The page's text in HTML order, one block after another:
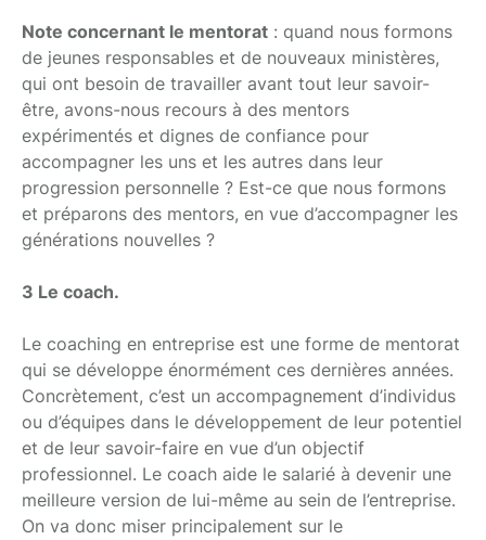
Note concernant le mentorat : quand nous formons
de jeunes responsables et de nouveaux ministères,
qui ont besoin de travailler avant tout leur savoir-
être, avons-nous recours à des mentors
expérimentés et dignes de confiance pour
accompagner les uns et les autres dans leur
progression personnelle ? Est-ce que nous formons
et préparons des mentors, en vue d’accompagner les
générations nouvelles ?
3 Le coach.
Le coaching en entreprise est une forme de mentorat
qui se développe énormément ces dernières années.
Concrètement, c’est un accompagnement d’individus
ou d’équipes dans le développement de leur potentiel
et de leur savoir-faire en vue d’un objectif
professionnel. Le coach aide le salarié à devenir une
meilleure version de lui-même au sein de l’entreprise.
On va donc miser principalement sur le